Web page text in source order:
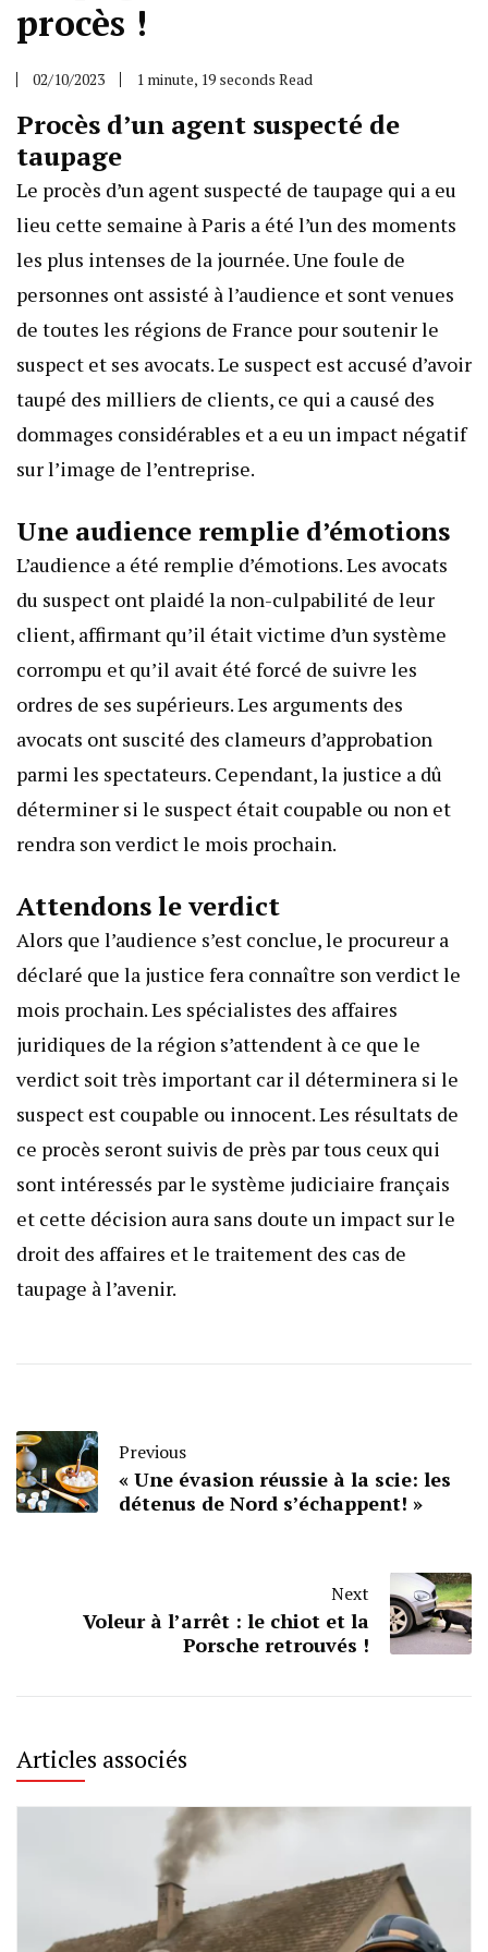
procès !
02/10/2023 1 minute, 19 seconds Read
Procès d’un agent suspecté de
taupage
Le procès d’un agent suspecté de taupage qui a eu
lieu cette semaine à Paris a été l’un des moments
les plus intenses de la journée. Une foule de
personnes ont assisté à l’audience et sont venues
de toutes les régions de France pour soutenir le
suspect et ses avocats. Le suspect est accusé d’avoir
taupé des milliers de clients, ce qui a causé des
dommages considérables et a eu un impact négatif
sur l’image de l’entreprise.
Une audience remplie d’émotions
L’audience a été remplie d’émotions. Les avocats
du suspect ont plaidé la non-culpabilité de leur
client, affirmant qu’il était victime d’un système
corrompu et qu’il avait été forcé de suivre les
ordres de ses supérieurs. Les arguments des
avocats ont suscité des clameurs d’approbation
parmi les spectateurs. Cependant, la justice a dû
déterminer si le suspect était coupable ou non et
rendra son verdict le mois prochain.
Attendons le verdict
Alors que l’audience s’est conclue, le procureur a
déclaré que la justice fera connaître son verdict le
mois prochain. Les spécialistes des affaires
juridiques de la région s’attendent à ce que le
verdict soit très important car il déterminera si le
suspect est coupable ou innocent. Les résultats de
ce procès seront suivis de près par tous ceux qui
sont intéressés par le système judiciaire français
et cette décision aura sans doute un impact sur le
droit des affaires et le traitement des cas de
taupage à l’avenir.
Previous
« Une évasion réussie à la scie: les
détenus de Nord s’échappent! »
Next
Voleur à l’arrêt : le chiot et la
Porsche retrouvés !
Articles associés